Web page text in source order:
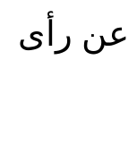
عن رأى